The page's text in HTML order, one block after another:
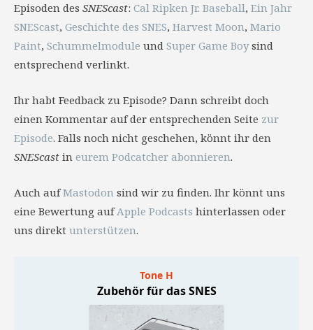
Episoden des SNEScast: Cal Ripken Jr. Baseball, Ein Jahr
SNEScast, Geschichte des SNES, Harvest Moon, Mario
Paint, Schummelmodule und Super Game Boysind
entsprechend verlinkt.
Ihr habt Feedback zu Episode? Dann schreibt doch
einen Kommentar auf der entsprechenden Seite zur
Episode. Falls noch nicht geschehen, könnt ihr den
SNEScast in eurem Podcatcher abonnieren.
Auch aufMastodon sind wir zu finden. Ihr könnt uns
eine Bewertung aufApple Podcasts hinterlassen oder
uns direkt unterstützen.